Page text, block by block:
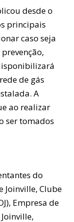
desde o
principais
caso seja
de gás
A
ao realizar
ser tomados
do
Joinville, Clube
Empresa de